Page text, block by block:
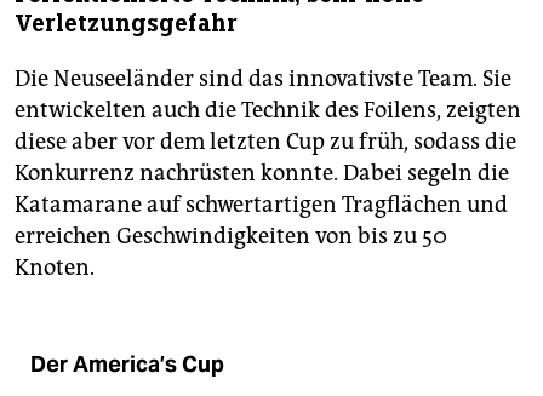
Verletzungsgefahr
Die Neuseeländer sind das innovativste Team. Sie
entwickelten auch die Technik des Foilens, zeigten
diese aber vor dem letzten Cup zu früh, sodass die
Konkurrenz nachrüsten konnte. Dabei segeln die
Katamarane auf schwertartigen Tragflächen und
erreichen Geschwindigkeiten von bis zu 50
Knoten.
Der America’s Cup